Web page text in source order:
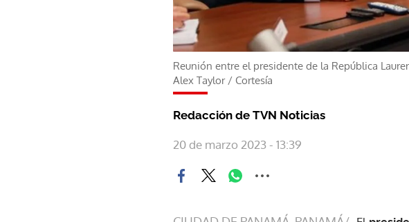
Reunión entre el presidente de la República
Alex Taylor/ Cortesía
Redacción de TVN Noticias
20 de marzo 2023 - 13:39